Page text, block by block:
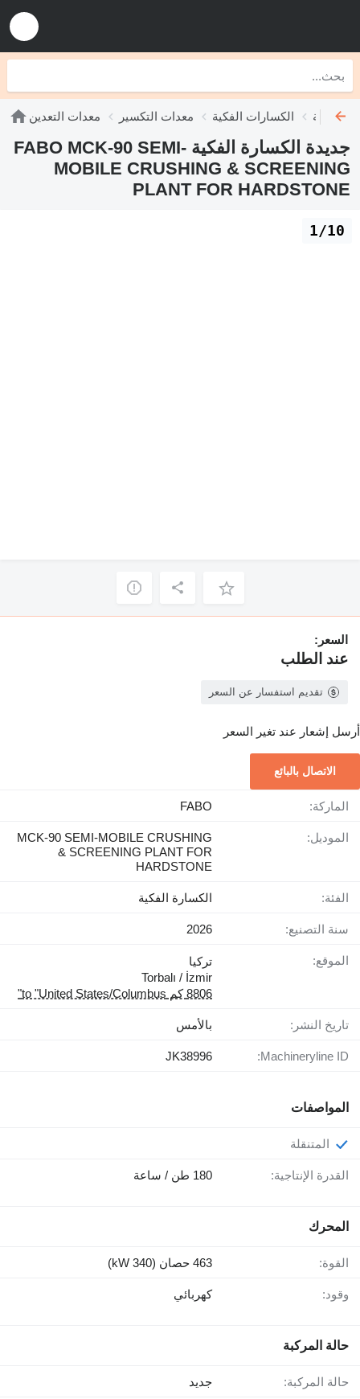
معدات التعدين معدات التكسير الكسارات الفكية
جديدة الكسارة الفكية FABO MCK-90 SEMI-
MOBILE CRUSHING & SCREENING
PLANT FOR HARDSTONE
1/10
السعر:
عند الطلب
تقديم استفسار عن السعر
أرسل إشعار عند تغير السعر
الاتصال بالبائع
الماركة: FABO
الموديل:
MCK-90 SEMI-MOBILE CRUSHING
& SCREENING PLANT FOR
HARDSTONE
الفئة: الكسارة الفكية
سنة التصنيع: 2026
الموقع:
تركيا
Torbalı / İzmir
8806 كم to "United States/Columbus"
تاريخ النشر: بالأمس
Machineryline ID:
JK38996
المواصفات
المتنقلة
القدرة الإنتاجية: 180 طن / ساعة
المحرك
القوة: 463 حصان (340 kW)
وقود: كهربائي
حالة المركبة
حالة المركبة: جديد